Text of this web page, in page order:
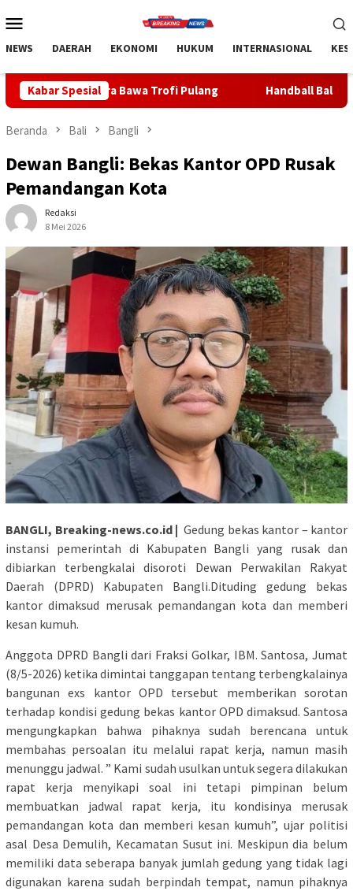
ke
Mobile
NEWS DAERAH EKONOMI HUKUM INTERNASIONAL
Kabar Spesial
Trofi Pulang Handball Bali Juara Kejurnas U-19
Beranda Bali Bangli
Dewan Bangli: Bekas Kantor OPD Rusak
Pemandangan Kota
Redaksi
8 Mei 2026
BANGLI, Breaking-news.co.id | Gedung bekas kantor – kantor
instansi pemerintah di Kabupaten Bangli yang rusak dan
dibiarkan terbengkalai disoroti Dewan Perwakilan Rakyat
Daerah (DPRD) Kabupaten Bangli.Dituding gedung bekas
kantor dimaksud merusak pemandangan kota dan memberi
kesan kumuh.
Anggota DPRD Bangli dari Fraksi Golkar, IBM. Santosa, Jumat
(8/5-2026) ketika dimintai tanggapan tentang terbengkalainya
bangunan exs kantor OPD tersebut memberikan sorotan
terhadap kondisi gedung bekas kantor OPD dimaksud. Santosa
mengungkapkan bahwa pihaknya sudah berencana untuk
membahas persoalan itu melalui rapat kerja, namun masih
menunggu jadwal. ” Kami sudah usulkan untuk segera dilakukan
rapat kerja menyikapi soal ini tetapi pimpinan belum
membuatkan jadwal rapat kerja, itu kondisinya merusak
pemandangan kota dan memberi kesan kumuh”, ujar politisi
asal Desa Demulih, Kecamatan Susut ini. Meskipun dia belum
memiliki data seberapa banyak jumlah gedung yang tidak lagi
digunakan karena sudah berpindah tempat, namun pihaknya